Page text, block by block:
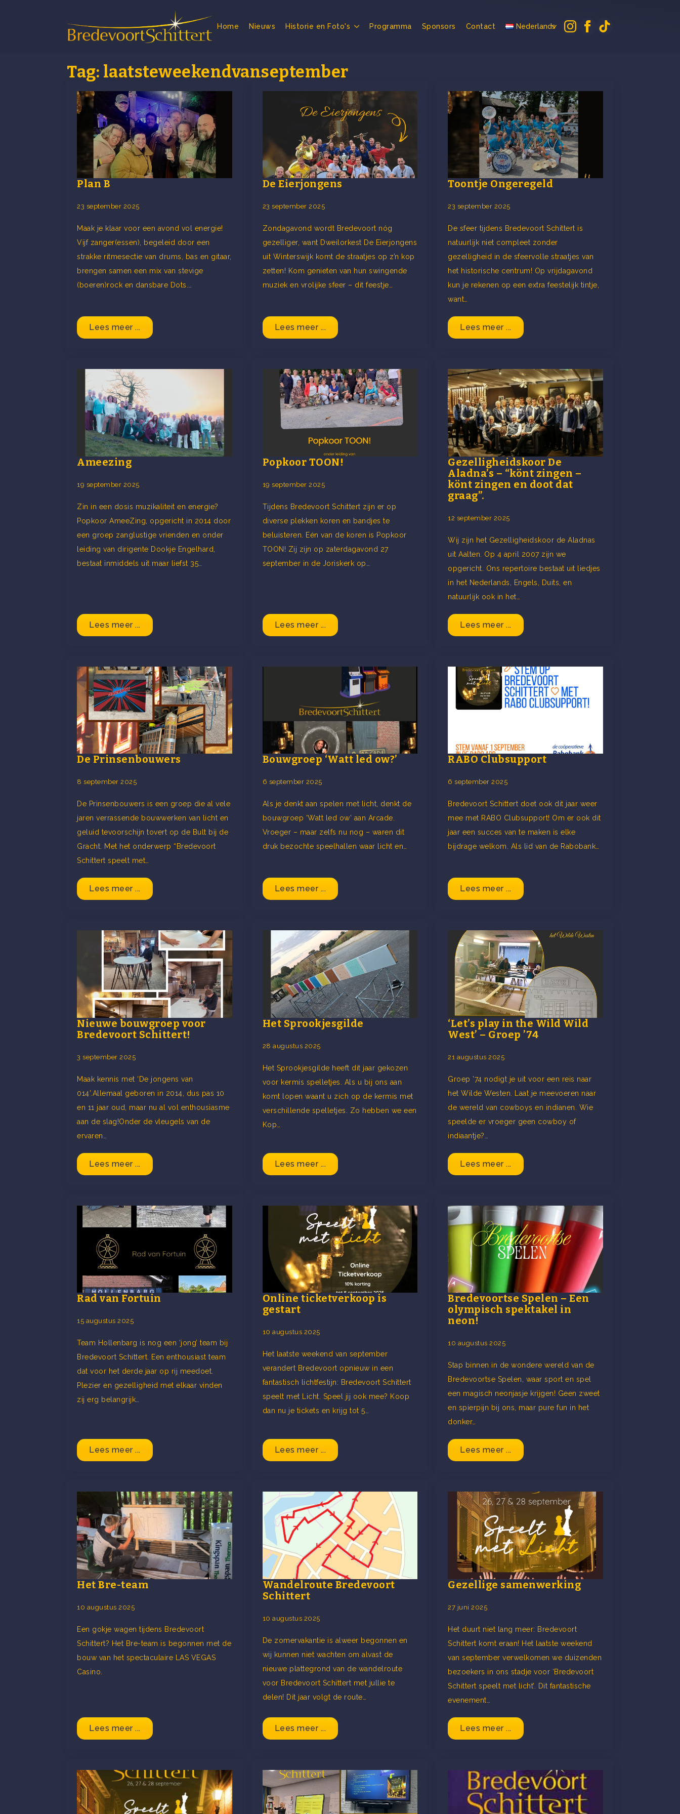
Home Nieuws Historie en Foto's Programma Sponsors Contact Nederlands
Tag: laatsteweekendvanseptember
Plan B
23 september 2025
Maak je klaar voor een avond vol energie!
Vijf zanger(essen), begeleid door een
strakke ritmesectie van drums, bas en gitaar,
brengen samen een mix van stevige
(boeren)rock en dansbare Dots.…
Lees meer ...
De Eierjongens
23 september 2025
Zondagavond wordt Bredevoort nóg
gezelliger, want Dweilorkest De Eierjongens
uit Winterswijk komt de straatjes op z’n kop
zetten! Kom genieten van hun swingende
muziek en vrolijke sfeer – dit feestje…
Lees meer ...
Toontje Ongeregeld
23 september 2025
De sfeer tijdens Bredevoort Schittert is
natuurlijk niet compleet zonder
gezelligheid in de sfeervolle straatjes van
het historische centrum! Op vrijdagavond
kun je rekenen op een extra feestelijk tintje,
want…
Lees meer ...
Ameezing
19 september 2025
Zin in een dosis muzikaliteit en energie?
Popkoor AmeeZing, opgericht in 2014 door
een groep zanglustige vrienden en onder
leiding van dirigente Dookje Engelhard,
bestaat inmiddels uit maar liefst 35…
Lees meer ...
Popkoor TOON!
19 september 2025
Tijdens Bredevoort Schittert zijn er op
diverse plekken koren en bandjes te
beluisteren. Eén van de koren is Popkoor
TOON! Zij zijn op zaterdagavond 27
september in de Joriskerk op…
Lees meer ...
Gezelligheidskoor De
Aladna’s – “könt zingen –
könt zingen en doot dat
graag”.
12 september 2025
Wij zijn het Gezelligheidskoor de Aladnas
uit Aalten. Op 4 april 2007 zijn we
opgericht. Ons repertoire bestaat uit liedjes
in het Nederlands, Engels, Duits, en
natuurlijk ook in het…
Lees meer ...
De Prinsenbouwers
8 september 2025
De Prinsenbouwers is een groep die al vele
jaren verrassende bouwwerken van licht en
geluid tevoorschijn tovert op de Bult bij de
Gracht. Met het onderwerp “Bredevoort
Schittert speelt met…
Lees meer ...
Bouwgroep ‘Watt led ow?’
6 september 2025
Als je denkt aan spelen met licht, denkt de
bouwgroep ‘Watt led ow’ aan Arcade.
Vroeger – maar zelfs nu nog – waren dit
druk bezochte speelhallen waar licht en…
Lees meer ...
RABO Clubsupport
6 september 2025
Bredevoort Schittert doet ook dit jaar weer
mee met RABO Clubsupport! Om er ook dit
jaar een succes van te maken is elke
bijdrage welkom. Als lid van de Rabobank…
Lees meer ...
Nieuwe bouwgroep voor
Bredevoort Schittert!
3 september 2025
Maak kennis met ‘De jongens van
014’.Allemaal geboren in 2014, dus pas 10
en 11 jaar oud, maar nu al vol enthousiasme
aan de slag!Onder de vleugels van de
ervaren…
Lees meer ...
Het Sprookjesgilde
28 augustus 2025
Het Sprookjesgilde heeft dit jaar gekozen
voor kermis spelletjes. Als u bij ons aan
komt lopen waant u zich op de kermis met
verschillende spelletjes. Zo hebben we een
Kop…
Lees meer ...
‘Let’s play in the Wild Wild
West’ – Groep ’74
21 augustus 2025
Groep ’74 nodigt je uit voor een reis naar
het Wilde Westen. Laat je meevoeren naar
de wereld van cowboys en indianen. Wie
speelde er vroeger geen cowboy of
indiaantje?…
Lees meer ...
Rad van Fortuin
15 augustus 2025
Team Hollenbarg is nog een ‘jong’ team bij
Bredevoort Schittert. Een enthousiast team
dat voor het derde jaar op rij meedoet.
Plezier en gezelligheid met elkaar vinden
zij erg belangrijk…
Lees meer ...
Online ticketverkoop is
gestart
10 augustus 2025
Het laatste weekend van september
verandert Bredevoort opnieuw in een
fantastisch lichtfestijn: Bredevoort Schittert
speelt met Licht. Speel jij ook mee? Koop
dan nu je tickets en krijg tot 5…
Lees meer ...
Bredevoortse Spelen – Een
olympisch spektakel in
neon!
10 augustus 2025
Stap binnen in de wondere wereld van de
Bredevoortse Spelen, waar sport en spel
een magisch neonjasje krijgen! Geen zweet
en spierpijn bij ons, maar pure fun in het
donker…
Lees meer ...
Het Bre-team
10 augustus 2025
Een gokje wagen tijdens Bredevoort
Schittert? Het Bre-team is begonnen met de
bouw van het spectaculaire LAS VEGAS
Casino.
Lees meer ...
Wandelroute Bredevoort
Schittert
10 augustus 2025
De zomervakantie is alweer begonnen en
wij kunnen niet wachten om alvast de
nieuwe plattegrond van de wandelroute
voor Bredevoort Schittert met jullie te
delen! Dit jaar volgt de route…
Lees meer ...
Gezellige samenwerking
27 juni 2025
Het duurt niet lang meer: Bredevoort
Schittert komt eraan! Het laatste weekend
van september verwelkomen we duizenden
bezoekers in ons stadje voor ‘Bredevoort
Schittert speelt met licht’. Dit fantastische
evenement…
Lees meer ...